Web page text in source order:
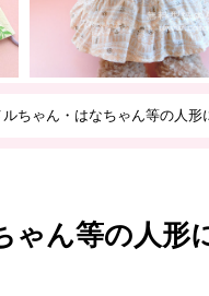
ちゃん・はなちゃん等の人形
ゃん等の人形